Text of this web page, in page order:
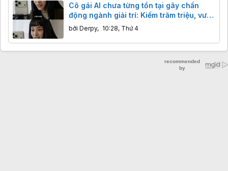
Cô gái AI chưa từng tồn tại gây chấn
động ngành giải trí: Kiếm trăm triệu, vượt
mặt sao thật
bởi Derpy, 10:28, Thứ 4